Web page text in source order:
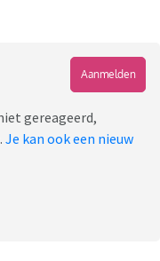
Aanmelden
gereageerd,
Je kan ook een nieuw